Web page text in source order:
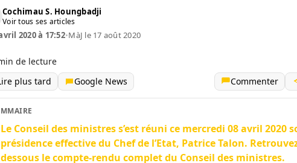
Cochimau S. Houngbadji
Voir tous ses articles
2020 à 17:52•MàJ le 17 août 2020
de lecture
plus tard
Google News Commenter
Le Conseil des ministres s’est réuni ce mercredi 08 avril 2020
présidence effective du Chef de l’Etat, Patrice Talon.
dessous le compte-rendu complet du Conseil des ministres.